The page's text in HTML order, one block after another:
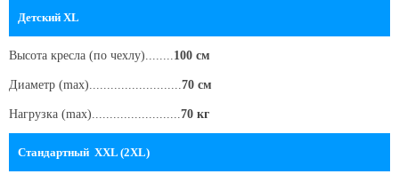
Детский XL
Высота кресла (по чехлу) 100 см
Диаметр (max).......................... 70 см
Нагрузка (max)......................... 70 кг
Стандартный XXL (2XL)